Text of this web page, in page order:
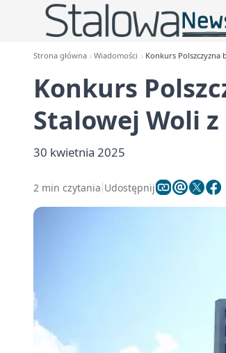
Strona główna Wiadomości Konkurs Polszczyzna
Konkurs
Stalowej Woli
30 kwietnia 2025
2 min czytania Udostępnij